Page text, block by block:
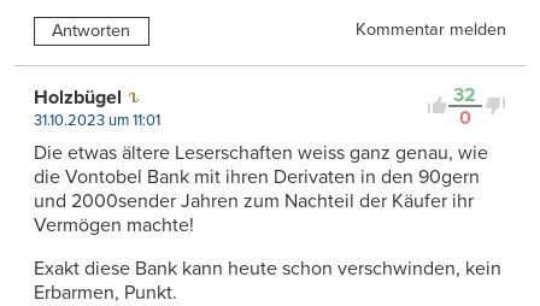
Antworten Kommentar melden
32
0
Holzbügel
31.10.2023 um 11:01
Die etwas ältere Leserschaften weiss ganz genau, wie
die Vontobel Bank mit ihren Derivaten in den 90gern
und 2000sender Jahren zum Nachteil der Käufer ihr
Vermögen machte!
Exakt diese Bank kann heute schon verschwinden, kein
Erbarmen, Punkt.